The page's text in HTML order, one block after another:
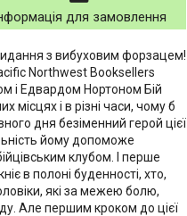
для замовлення
з вибуховим форзацем!
Northwest Booksellers
і Едвардом Нортоном Бій
місцях і в різні часи, чому б
дня безіменний герой цієї
йому допоможе
клубом. І перше
в полоні буденності, хто,
які за межею болю,
Але першим кроком до цієї